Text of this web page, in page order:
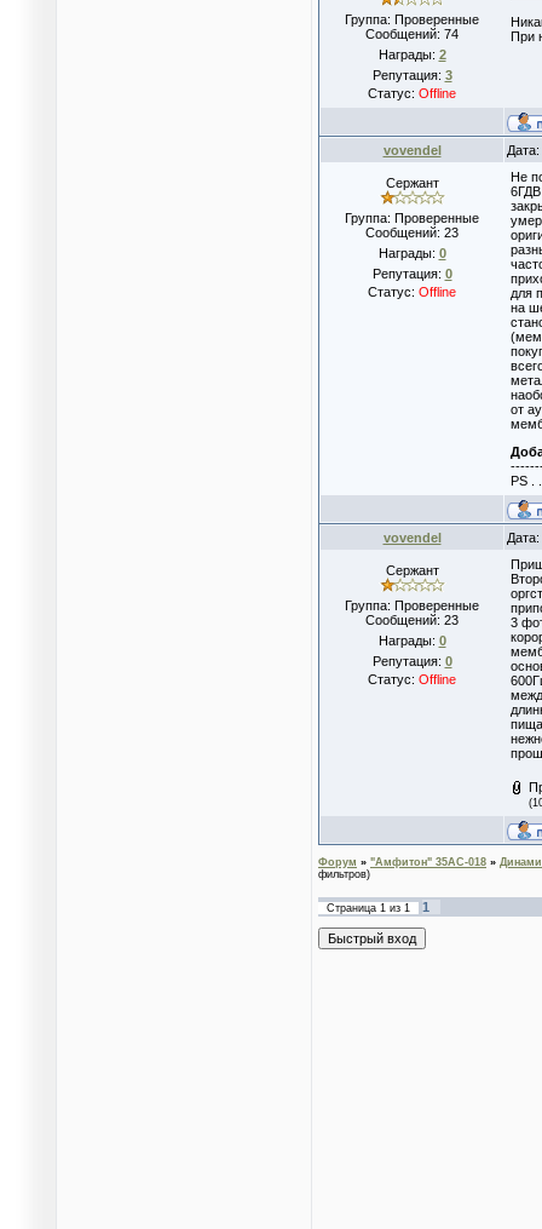
Группа: Проверенные
Сообщений: 74
Награды: 2
Репутация: 3
Статус: Offline
При
vovendel
Сержант
Группа: Проверенные
Сообщений: 23
Награды: 0
Репутация: 0
Статус: Offline
Не
для
на
от
PS .
vovendel
Сержант
Группа: Проверенные
Сообщений: 23
Награды: 0
Репутация: 0
Статус: Offline
3
Форум » "Амфитон" 35АС-018 »
фильтров)
Страница 1 из 1 1